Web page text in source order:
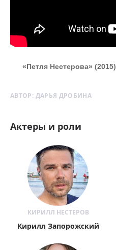
«Петля Нестерова» (2015)
АВТОР: ДАРЬЯ ДРОБИНА
Актеры и роли
КИРИЛЛ НЕСТЕРОВ
Кирилл Запорожский